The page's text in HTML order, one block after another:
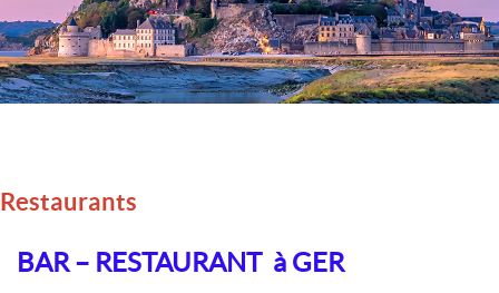
Restaurants
BAR – RESTAURANT à GER